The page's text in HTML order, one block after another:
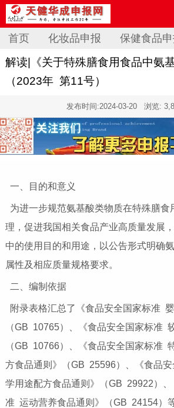
首页 化妆品申报 保健食品
解读|《关于特殊膳食用食品中氨
（2023年 第11号）
发布时间:2024-03-20 浏览:
一、目的和意义
为进一步规范氨基酸类物质在特殊膳食
理，促进我国相关食品产业高质量发展
中的使用目的和用途，以公告形式明确
属性及相应质量规格要求。
二、编制依据
附录表格汇总了《食品安全国家标准 婴
（GB 10765）、《食品安全国家标准
（GB 10766）、《食品安全国家标准
方食品通则》（GB 25596）、《食品
学用途配方食品通则》（GB 29922）
准 运动营养食品通则》（GB 24154）